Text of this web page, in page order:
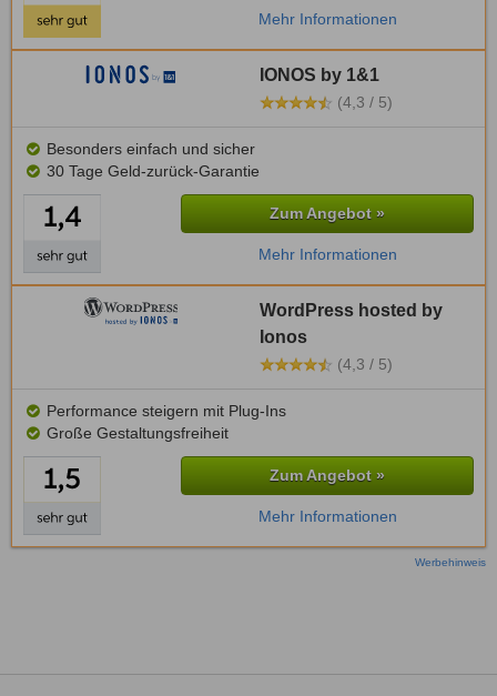
Mehr Informationen
IONOS by 1&1
(4,3 / 5)
Besonders einfach und sicher
30 Tage Geld-zurück-Garantie
Zum Angebot »
Mehr Informationen
WordPress hosted by
Ionos
(4,3 / 5)
Performance steigern mit Plug-Ins
Große Gestaltungsfreiheit
Zum Angebot »
Mehr Informationen
Werbehinweis